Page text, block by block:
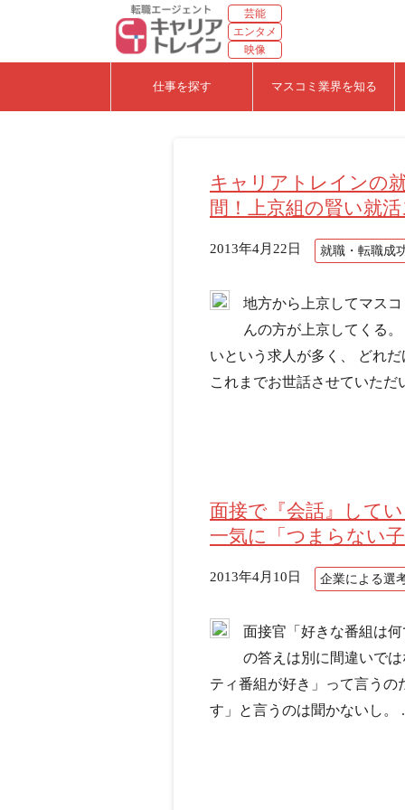
芸能
エンタメ
映像
仕事を探す マスコミ業界を知る
キャリアトレインの
間！上京組の賢い就
2013年4月22日 就職・転職成
地方から上京してマス
んの方が上京してくる
いという求人が多く、 どれ
これまでお世話させていただ
面接で『会話』して
一気に「つまらない
2013年4月10日 企業による選
面接官「好きな番組は
の答えは別に間違いで
ティ番組が好き」って言う
す」と言うのは聞かないし。